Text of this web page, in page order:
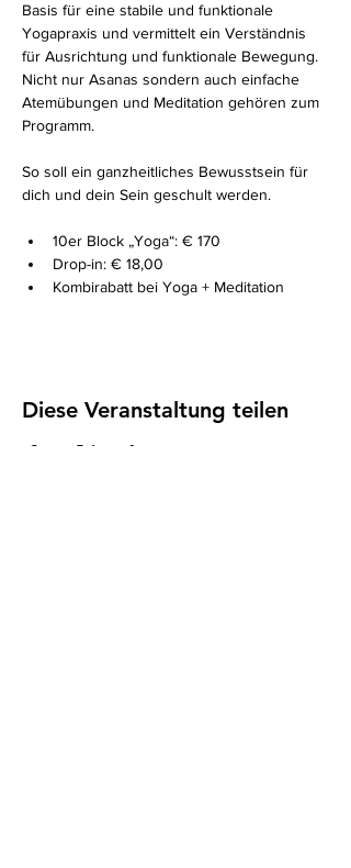
Basis für eine stabile und funktionale
Yogapraxis und vermittelt ein Verständnis
für Ausrichtung und funktionale Bewegung.
Nicht nur Asanas sondern auch einfache
Atemübungen und Meditation gehören zum
Programm.
So soll ein ganzheitliches Bewusstsein für
dich und dein Sein geschult werden.
10er Block „Yoga“: € 170
Drop-in: € 18,00
Kombirabatt bei Yoga + Meditation
Diese Veranstaltung teilen